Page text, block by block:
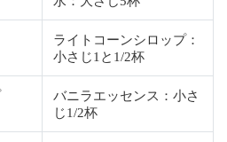
ライトコーンシロップ：
小さじ1と1/2杯
バニラエッセンス：小さ
じ1/2杯